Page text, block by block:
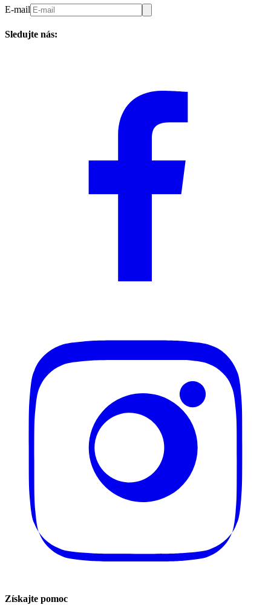
E-mail
Sledujte nás:
Získajte pomoc